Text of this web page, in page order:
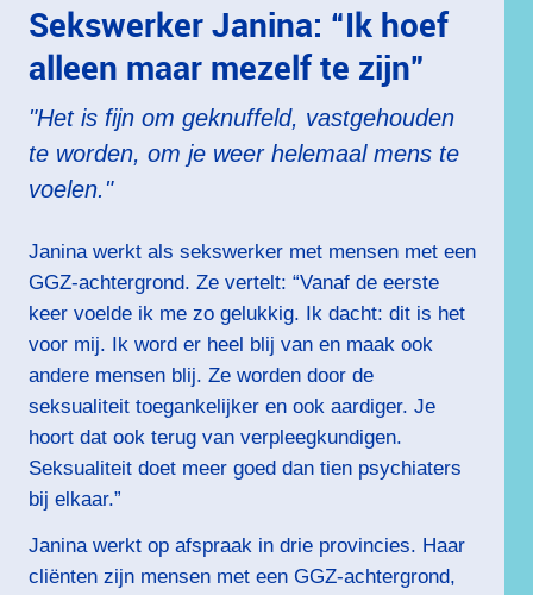
Sekswerker Janina: “Ik hoef
alleen maar mezelf te zijn”
"Het is fijn om geknuffeld, vastgehouden
te worden, om je weer helemaal mens te
voelen."
Janina werkt als sekswerker met mensen met een
GGZ-achtergrond. Ze vertelt: “Vanaf de eerste
keer voelde ik me zo gelukkig. Ik dacht: dit is het
voor mij. Ik word er heel blij van en maak ook
andere mensen blij. Ze worden door de
seksualiteit toegankelijker en ook aardiger. Je
hoort dat ook terug van verpleegkundigen.
Seksualiteit doet meer goed dan tien psychiaters
bij elkaar.”
Janina werkt op afspraak in drie provincies. Haar
cliënten zijn mensen met een GGZ-achtergrond,